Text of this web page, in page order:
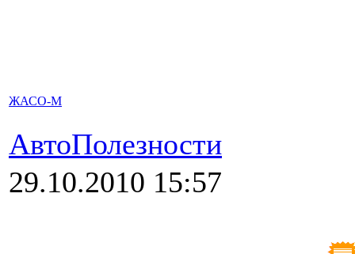
ЖАСО-М
АвтоПолезности
29.10.2010 15:57